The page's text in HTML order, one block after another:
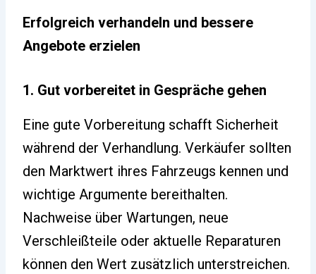
Erfolgreich verhandeln und bessere
Angebote erzielen
1. Gut vorbereitet in Gespräche gehen
Eine gute Vorbereitung schafft Sicherheit
während der Verhandlung. Verkäufer sollten
den Marktwert ihres Fahrzeugs kennen und
wichtige Argumente bereithalten.
Nachweise über Wartungen, neue
Verschleißteile oder aktuelle Reparaturen
können den Wert zusätzlich unterstreichen.